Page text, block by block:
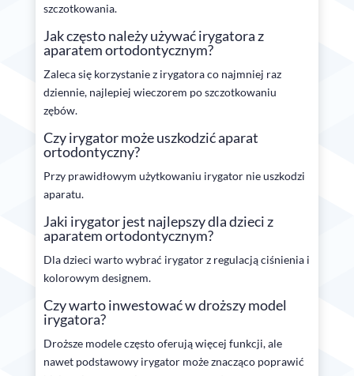
szczotkowania.
Jak często należy używać irygatora z
aparatem ortodontycznym?
Zaleca się korzystanie z irygatora co najmniej raz
dziennie, najlepiej wieczorem po szczotkowaniu
zębów.
Czy irygator może uszkodzić aparat
ortodontyczny?
Przy prawidłowym użytkowaniu irygator nie uszkodzi
aparatu.
Jaki irygator jest najlepszy dla dzieci z
aparatem ortodontycznym?
Dla dzieci warto wybrać irygator z regulacją ciśnienia i
kolorowym designem.
Czy warto inwestować w droższy model
irygatora?
Droższe modele często oferują więcej funkcji, ale
nawet podstawowy irygator może znacząco poprawić